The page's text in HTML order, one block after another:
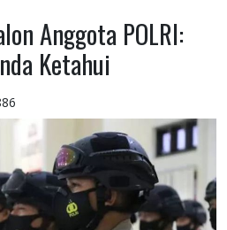
Anggota POLRI:
Ketahui